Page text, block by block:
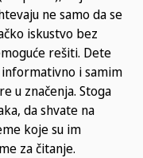
ne samo da se
iskustvo bez
rešiti. Dete
i samim
u značenja. Stoga
da shvate na
koje su im
za čitanje.